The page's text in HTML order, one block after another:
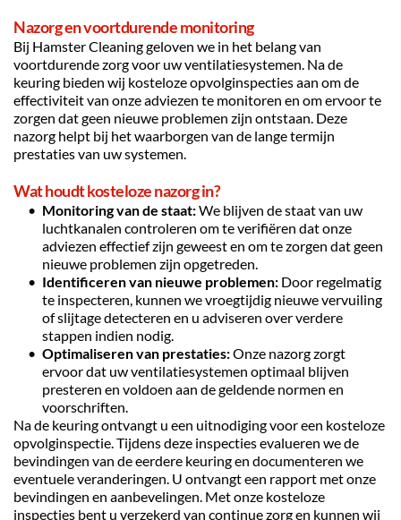
Nazorg en voortdurende monitoring
Bij Hamster Cleaning geloven we in het belang van
voortdurende zorg voor uw ventilatiesystemen. Na de
keuring bieden wij kosteloze opvolginspecties aan om de
effectiviteit van onze adviezen te monitoren en om ervoor te
zorgen dat geen nieuwe problemen zijn ontstaan. Deze
nazorg helpt bij het waarborgen van de lange termijn
prestaties van uw systemen.
Wat houdt kosteloze nazorg in?
Monitoring van de staat: We blijven de staat van uw
luchtkanalen controleren om te verifiëren dat onze
adviezen effectief zijn geweest en om te zorgen dat geen
nieuwe problemen zijn opgetreden.
Identificeren van nieuwe problemen: Door regelmatig
te inspecteren, kunnen we vroegtijdig nieuwe vervuiling
of slijtage detecteren en u adviseren over verdere
stappen indien nodig.
Optimaliseren van prestaties: Onze nazorg zorgt
ervoor dat uw ventilatiesystemen optimaal blijven
presteren en voldoen aan de geldende normen en
voorschriften.
Na de keuring ontvangt u een uitnodiging voor een kosteloze
opvolginspectie. Tijdens deze inspecties evalueren we de
bevindingen van de eerdere keuring en documenteren we
eventuele veranderingen. U ontvangt een rapport met onze
bevindingen en aanbevelingen. Met onze kosteloze
inspecties bent u verzekerd van continue zorg en kunnen wij